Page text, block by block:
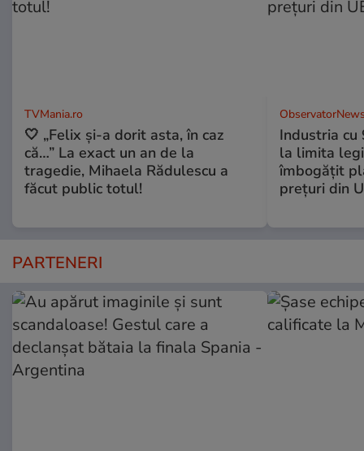
TVMania.ro
🤍 „Felix și-a dorit asta, în caz
că…” La exact un an de la
tragedie, Mihaela Rădulescu a
făcut public totul!
Industria
la limita
îmbogăţit
preţuri din
PARTENERI